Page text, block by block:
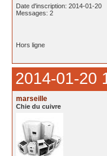
Date d'inscription: 2014-01-20
Messages: 2
Hors ligne
2014-01-20
marseille
Chie du cuivre